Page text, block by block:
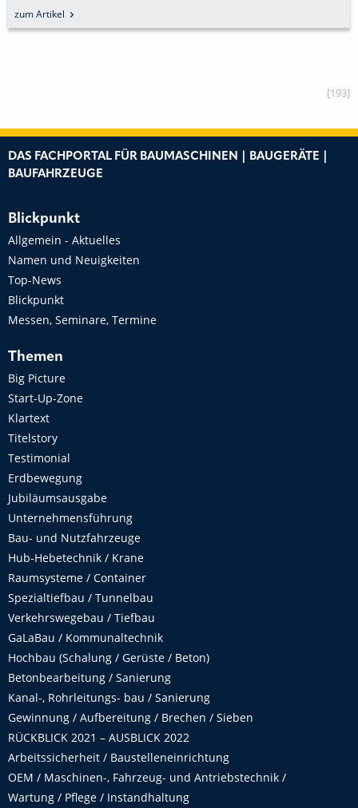
[193]
DAS FACHPORTAL FÜR BAUMASCHINEN | BAUGERÄTE |
BAUFAHRZEUGE
Blickpunkt
Allgemein - Aktuelles
Namen und Neuigkeiten
Top-News
Blickpunkt
Messen, Seminare, Termine
Themen
Big Picture
Start-Up-Zone
Klartext
Titelstory
Testimonial
Erdbewegung
Jubiläumsausgabe
Unternehmensführung
Bau- und Nutzfahrzeuge
Hub-Hebetechnik / Krane
Raumsysteme / Container
Spezialtiefbau / Tunnelbau
Verkehrswegebau / Tiefbau
GaLaBau / Kommunaltechnik
Hochbau (Schalung / Gerüste / Beton)
Betonbearbeitung / Sanierung
Kanal-, Rohrleitungs- bau / Sanierung
Gewinnung / Aufbereitung / Brechen / Sieben
RÜCKBLICK 2021 – AUSBLICK 2022
Arbeitssicherheit / Baustelleneinrichtung
OEM / Maschinen-, Fahrzeug- und Antriebstechnik /
Wartung / Pflege / Instandhaltung